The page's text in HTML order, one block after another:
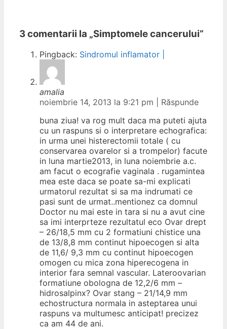
3 comentarii la „Simptomele cancerului”
Pingback: Sindromul inflamator |
amalia
noiembrie 14, 2013 la 9:21 pm
Răspunde
buna ziua! va rog mult daca ma puteti ajuta
cu un raspuns si o interpretare echografica:
in urma unei histerectomii totale ( cu
conservarea ovarelor si a trompelor) facute
in luna martie2013, in luna noiembrie a.c.
am facut o ecografie vaginala . rugamintea
mea este daca se poate sa-mi explicati
urmatorul rezultat si sa ma indrumati ce
pasi sunt de urmat..mentionez ca domnul
Doctor nu mai este in tara si nu a avut cine
sa imi interprteze rezultatul eco Ovar drept
– 26/18,5 mm cu 2 formatiuni chistice una
de 13/8,8 mm continut hipoecogen si alta
de 11,6/ 9,3 mm cu continut hipoecogen
omogen cu mica zona hiperecogena in
interior fara semnal vascular. Lateroovarian
formatiune obologna de 12,2/6 mm –
hidrosalpinx? Ovar stang – 21/14,9 mm
echostructura normala in asteptarea unui
raspuns va multumesc anticipat! precizez
ca am 44 de ani.